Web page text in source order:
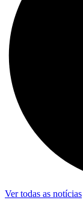
Ver todas as notícias